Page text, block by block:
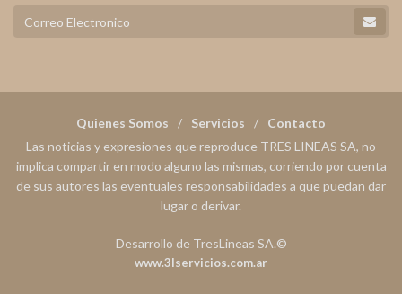
Quienes Somos Servicios
Contacto
Las noticias y expresiones que reproduce TRES LINEAS SA, no
implica compartir en modo alguno las mismas, corriendo por cuenta
de sus autores las eventuales responsabilidades a que puedan dar
lugar o derivar.
Desarrollo de TresLineas SA.©
www.3lservicios.com.ar